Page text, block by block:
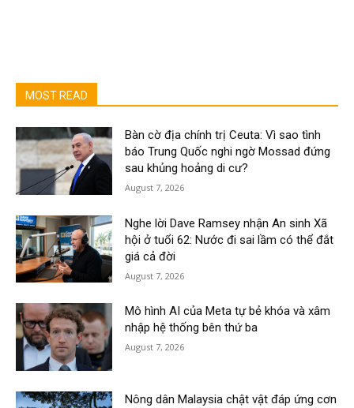
MOST READ
Bàn cờ địa chính trị Ceuta: Vì sao tình
báo Trung Quốc nghi ngờ Mossad đứng
sau khủng hoảng di cư?
August 7, 2026
Nghe lời Dave Ramsey nhận An sinh Xã
hội ở tuổi 62: Nước đi sai lầm có thể đắt
giá cả đời
August 7, 2026
Mô hình AI của Meta tự bẻ khóa và xâm
nhập hệ thống bên thứ ba
August 7, 2026
Nông dân Malaysia chật vật đáp ứng cơn